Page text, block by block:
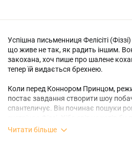
Успішна письменниця Фелісіті
що живе не так, як радить іншим.
закохана, хоч пише про шалене
тепер їй видається брехнею.
Коли перед Коннором Принцом,
постає завдання створити шоу
спантеличує. Він починає пошуки
письменниця закохується? Фіззі
Читати більше